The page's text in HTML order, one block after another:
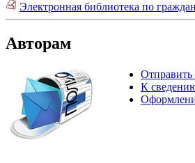
Электронная библиотека по
Авторам
Отправить
К